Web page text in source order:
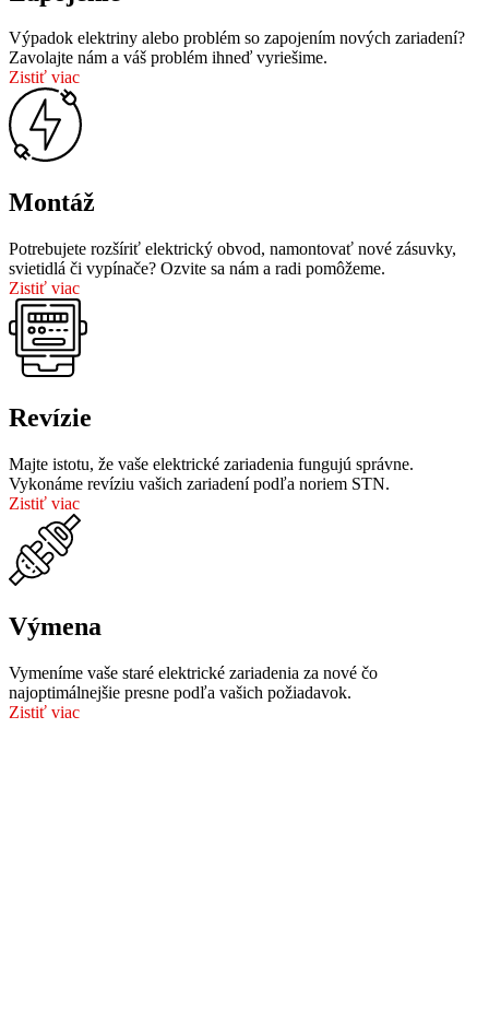
Výpadok elektriny alebo problém so zapojením nových zariadení?
Zavolajte nám a váš problém ihneď vyriešime.
Zistiť viac
Montáž
Potrebujete rozšíriť elektrický obvod, namontovať nové zásuvky,
svietidlá či vypínače? Ozvite sa nám a radi pomôžeme.
Zistiť viac
Revízie
Majte istotu, že vaše elektrické zariadenia fungujú správne.
Vykonáme revíziu vašich zariadení podľa noriem STN.
Zistiť viac
Výmena
Vymeníme vaše staré elektrické zariadenia za nové čo
najoptimálnejšie presne podľa vašich požiadavok.
Zistiť viac